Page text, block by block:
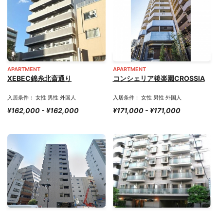
APARTMENT
XEBEC錦糸北斎通り
入居条件： 女性 男性 外国人
¥162,000 - ¥162,000
APARTMENT
コンシェリア後楽園CROSSIA
入居条件： 女性 男性 外国人
¥171,000 - ¥171,000